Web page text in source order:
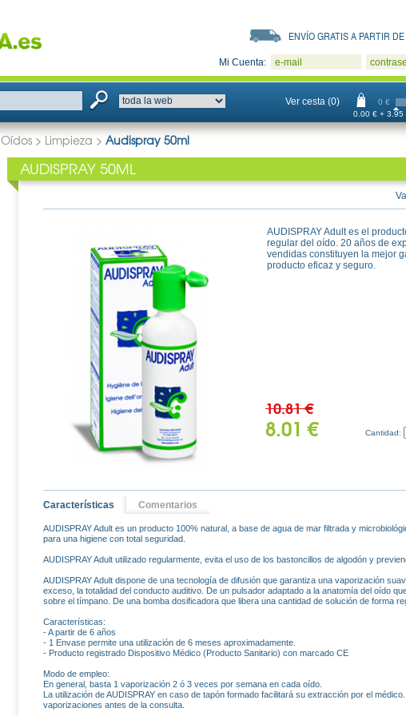
ENVÍO GRATIS A PARTIR
Mi Cuenta: e-mail
Ver cesta (0) 0 €
0.00 € + 3.95
Oídos > Limpieza > Audispray 50ml
AUDISPRAY 50ML
AUDISPRAY Adult es el
regular del oído. 20 años de
vendidas constituyen la mejor
producto eficaz y seguro.
10.81 €
8.01 € Cantidad:
Características Comentarios
AUDISPRAY Adult es un producto 100% natural, a base de agua de mar filtrada y
para una higiene con total seguridad.
AUDISPRAY Adult utilizado regularmente, evita el uso de los bastoncillos de algodón y
AUDISPRAY Adult dispone de una tecnología de difusión que garantiza una vaporización
exceso, la totalidad del conducto auditivo. De un pulsador adaptado a la anatomía del oído
sobre el tímpano. De una bomba dosificadora que libera una cantidad de solución de forma
Características:
- A partir de 6 años
- 1 Envase permite una utilización de 6 meses aproximadamente.
- Producto registrado Dispositivo Médico (Producto Sanitario) con marcado CE
Modo de empleo:
En general, basta 1 vaporización 2 ó 3 veces por semana en cada oído.
La utilización de AUDISPRAY en caso de tapón formado facilitará su extracción por el
vaporizaciones antes de la consulta.